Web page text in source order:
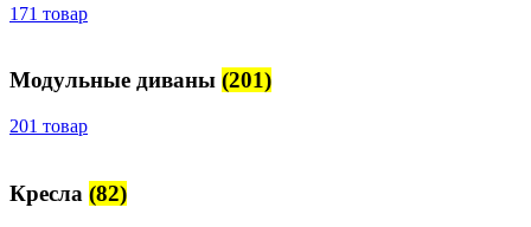
171 товар
Модульные диваны (201)
201 товар
Кресла (82)